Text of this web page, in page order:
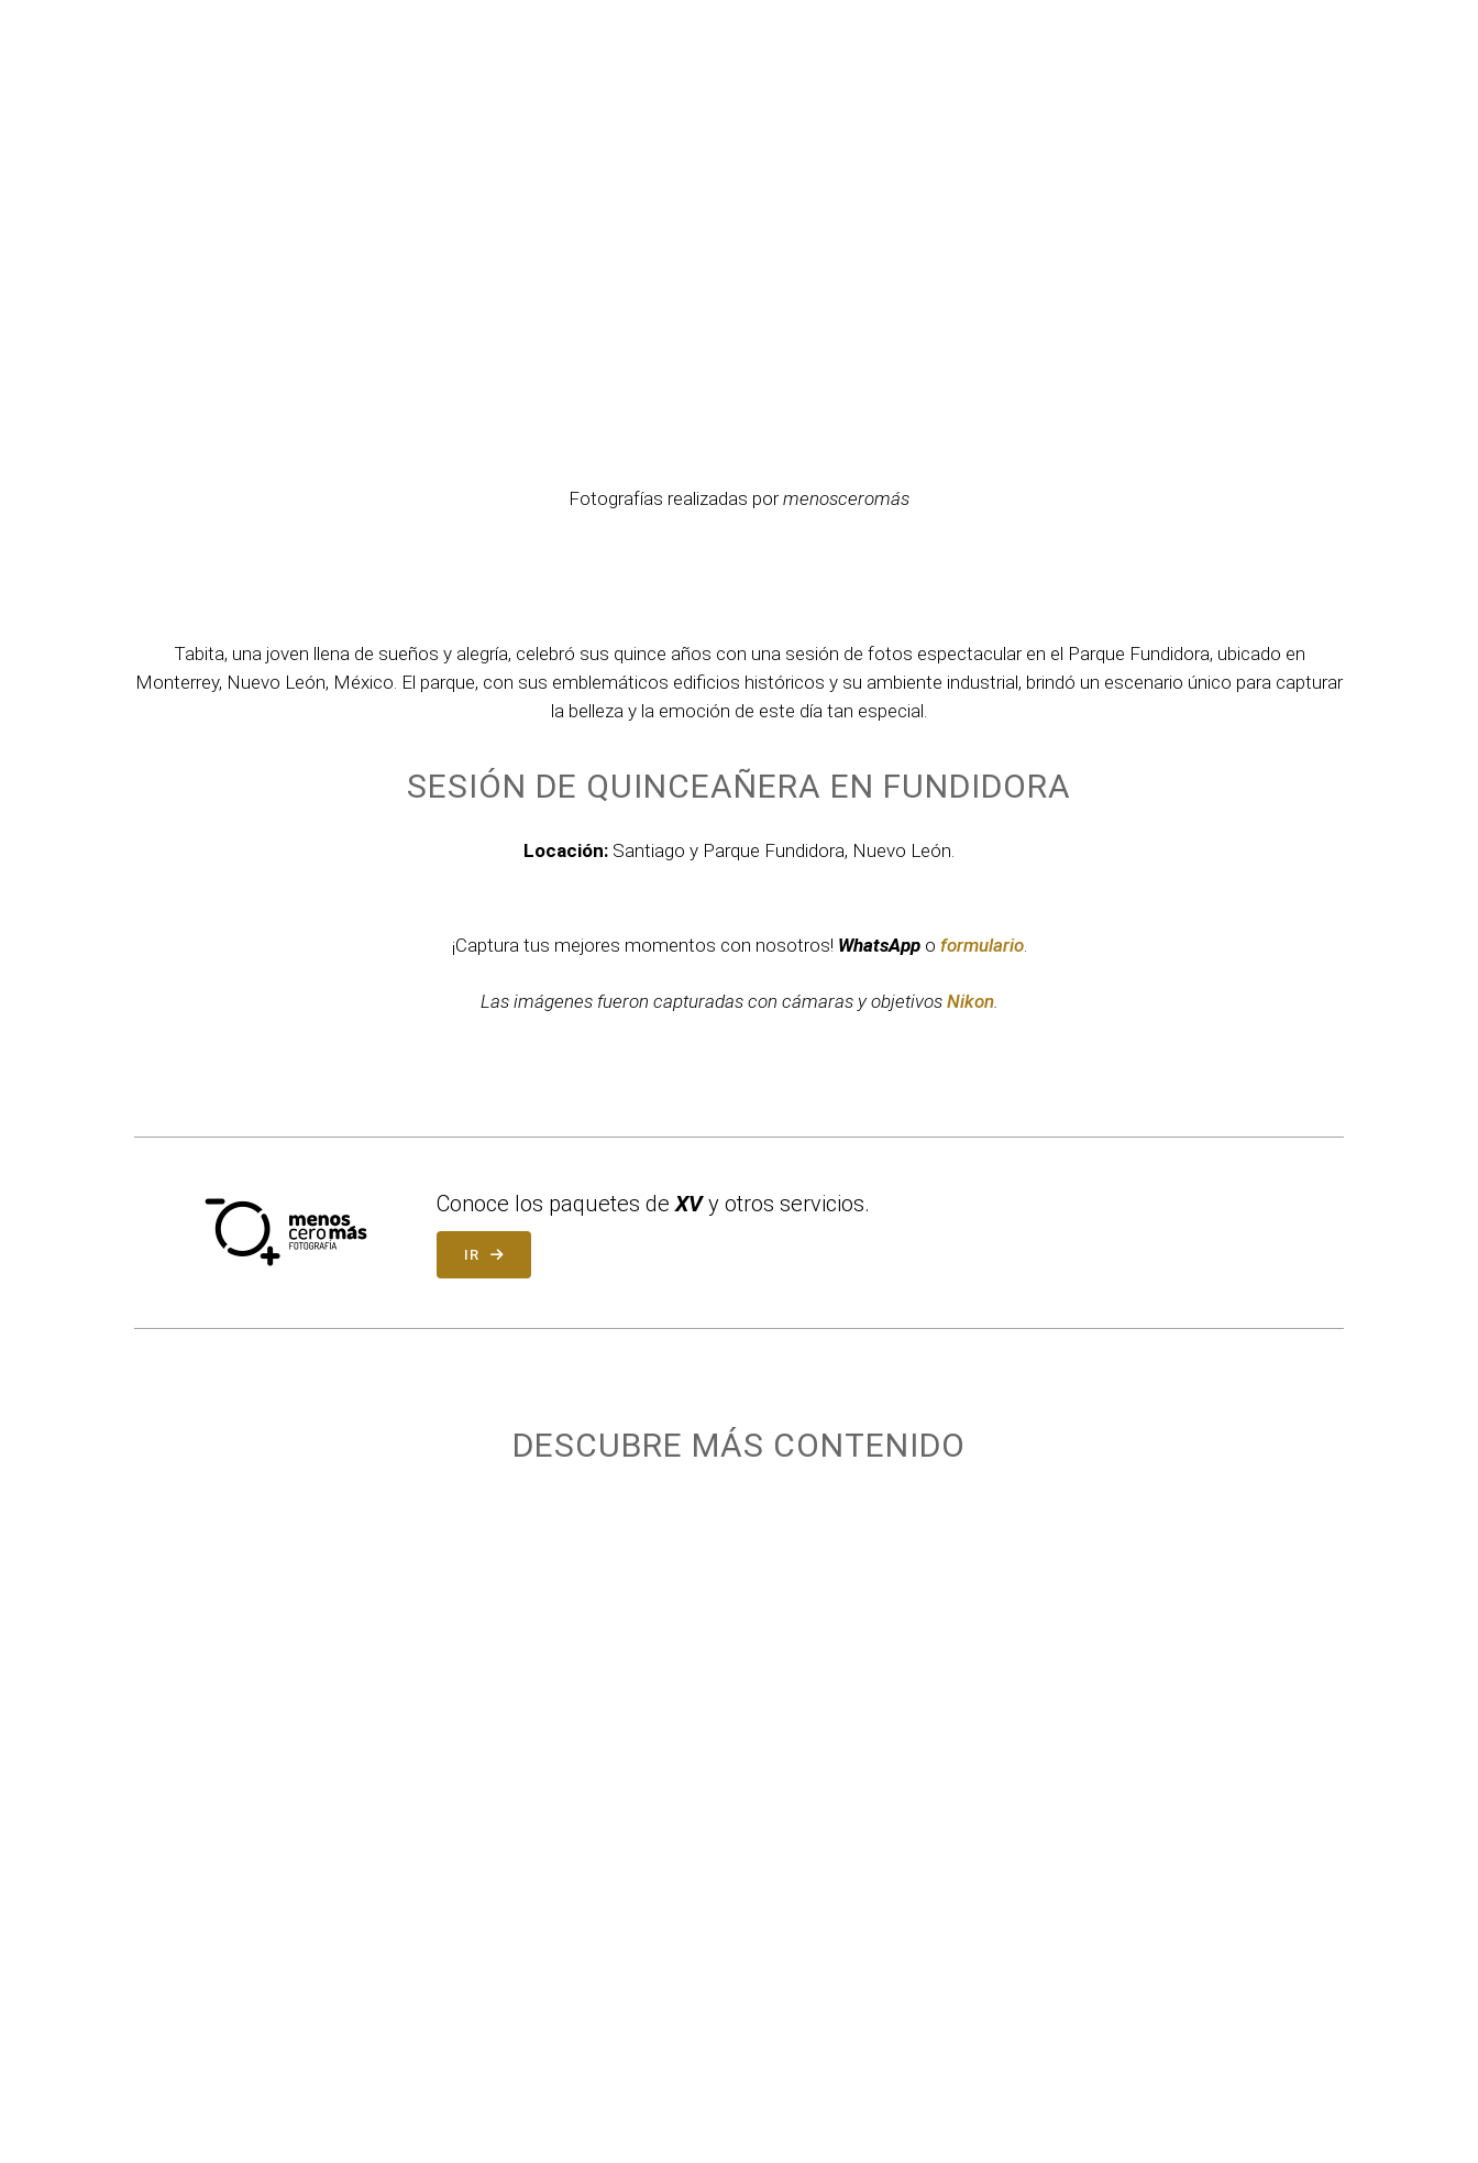
Fotografías realizadas pormenosceromás
Tabita, una joven llena de sueños y alegría, celebró sus quince años con una sesión de fotos espectacular en el Parque Fundidora, ubicado en
Monterrey, Nuevo León, México. El parque, con sus emblemáticos edificios históricos y su ambiente industrial, brindó un escenario único para capturar
la belleza y la emoción de este día tan especial.
SESIÓN DE QUINCEAÑERA EN FUNDIDORA
Locación: Santiago y Parque Fundidora, Nuevo León.
¡Captura tus mejores momentos con nosotros! WhatsAppo formulario.
Las imágenes fueron capturadas con cámaras y objetivos Nikon.
Conoce los paquetes deXVy otros servicios.
IR
DESCUBRE MÁS CONTENIDO